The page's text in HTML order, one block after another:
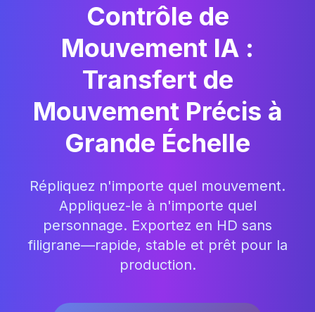
Contrôle de
Mouvement IA :
Transfert de
Mouvement Précis à
Grande Échelle
Répliquez n'importe quel mouvement.
Appliquez-le à n'importe quel
personnage. Exportez en HD sans
filigrane—rapide, stable et prêt pour la
production.